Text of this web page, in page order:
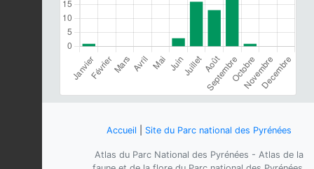
Accueil Site du Parc national des Pyrénées
Atlas du Parc National des Pyrénées - Atlas de la